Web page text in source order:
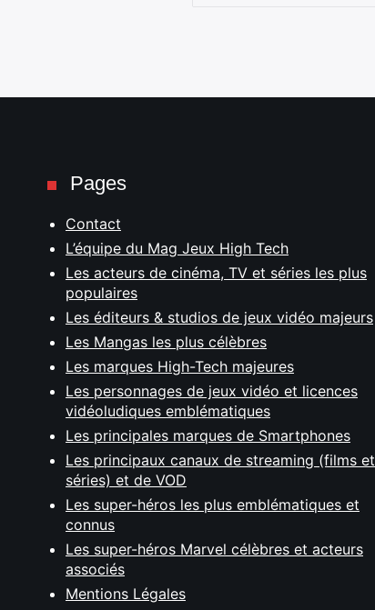
Pages
Contact
L’équipe du Mag Jeux High Tech
Les acteurs de cinéma, TV et séries les plus
populaires
Les éditeurs & studios de jeux vidéo majeurs
Les Mangas les plus célèbres
Les marques High-Tech majeures
Les personnages de jeux vidéo et licences
vidéoludiques emblématiques
Les principales marques de Smartphones
Les principaux canaux de streaming (films et
séries) et de VOD
Les super-héros les plus emblématiques et
connus
Les super-héros Marvel célèbres et acteurs
associés
Mentions Légales